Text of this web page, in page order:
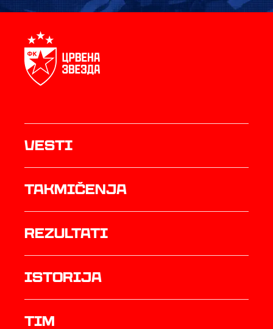
Vesti
Takmičenja
rezultati
istorija
TIM